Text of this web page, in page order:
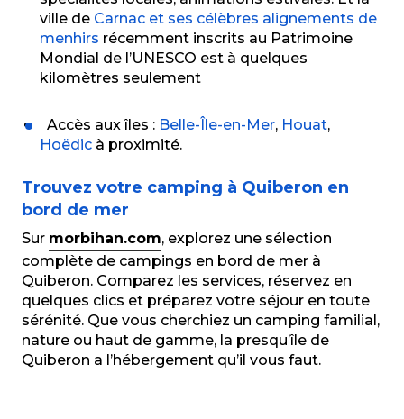
ville de Carnac et ses célèbres alignements de
menhirs récemment inscrits au Patrimoine
Mondial de l’UNESCO est à quelques
kilomètres seulement
Accès aux îles : Belle-Île-en-Mer, Houat,
Hoëdic à proximité.
Trouvez votre camping à Quiberon en
bord de mer
Sur morbihan.com, explorez une sélection
complète de campings en bord de mer à
Quiberon. Comparez les services, réservez en
quelques clics et préparez votre séjour en toute
sérénité. Que vous cherchiez un camping familial,
nature ou haut de gamme, la presqu’île de
Quiberon a l’hébergement qu’il vous faut.